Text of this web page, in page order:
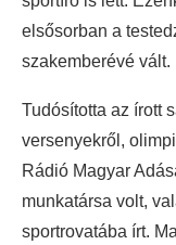
elsősorban a
szakemberévé vált.
Tudósította az írott
versenyekről,
Rádió Magyar
munkatársa volt,
sportrovatába írt.